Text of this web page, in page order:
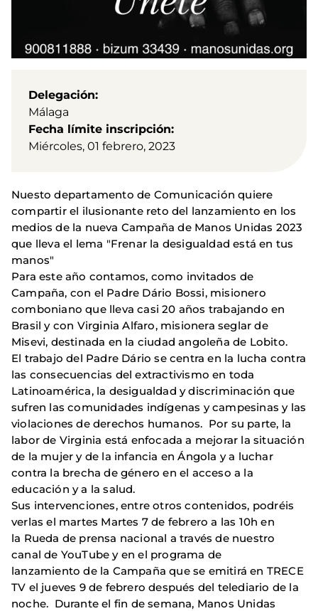
Delegación
Málaga
Fecha límite inscripción
Miércoles, 01 febrero, 2023
Nuesto departamento de Comunicación quiere
compartir el ilusionante reto del lanzamiento en los
medios de la nueva Campaña de Manos Unidas 2023
que lleva el lema "Frenar la desigualdad está en tus
manos"
Para este año contamos, como invitados de
Campaña, con el Padre Dário Bossi, misionero
comboniano que lleva casi 20 años trabajando en
Brasil y con Virginia Alfaro, misionera seglar de
Misevi, destinada en la ciudad angoleña de Lobito.
El trabajo del Padre Dário se centra en la lucha contra
las consecuencias del extractivismo en toda
Latinoamérica, la desigualdad y discriminación que
sufren las comunidades indígenas y campesinas y las
violaciones de derechos humanos. Por su parte, la
labor de Virginia está enfocada a mejorar la situación
de la mujer y de la infancia en Ángola y a luchar
contra la brecha de género en el acceso a la
educación y a la salud.
Sus intervenciones, entre otros contenidos, podréis
verlas el martes Martes 7 de febrero a las 10h en
la Rueda de prensa nacional a través de nuestro
canal de YouTube y en el programa de
lanzamiento de la Campaña que se emitirá en TRECE
TV el jueves 9 de febrero después del telediario de la
noche. Durante el fin de semana, Manos Unidas